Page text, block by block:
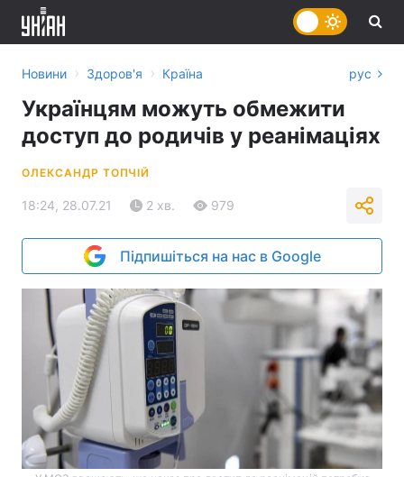
Новини › Здоров'я › Країна рус
Українцям можуть обмежити
доступ до родичів у реанімаціях
ОЛЕКСАНДР ТОПЧІЙ
18:24, 28.07.21 2 хв. 979
Підпишіться на нас в Google